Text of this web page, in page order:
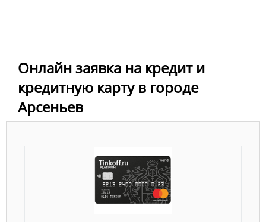
Онлайн заявка на кредит и
кредитную карту в городе
Арсеньев